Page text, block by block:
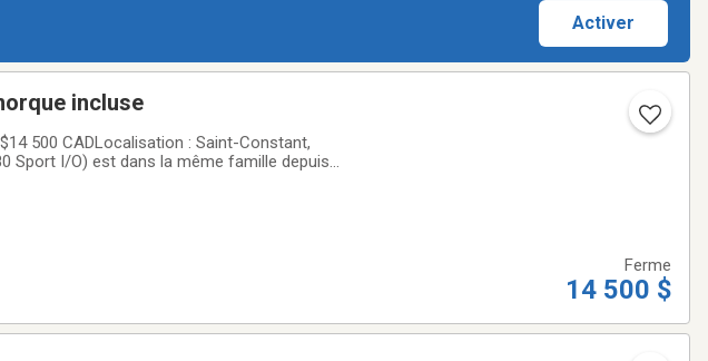
Activer
incluse
500 CADLocalisation : Saint-Constant,
Sport I/O) est dans la même famille depuis
Ferme
14 500 $